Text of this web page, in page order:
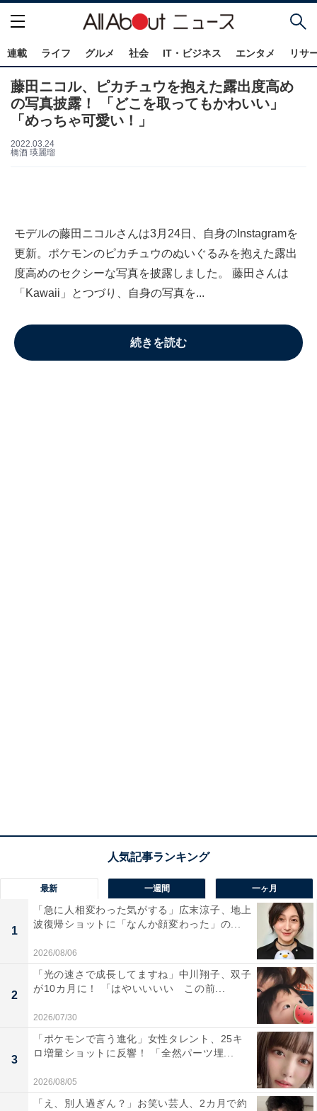
連載 ライフ グルメ 社会 IT・ビジネス エンタメ リサ
藤田ニコル、ピカチュウを抱えた露出度高め
の写真披露！ 「どこを取ってもかわいい」
「めっちゃ可愛い！」
2022.03.24
橋酒 瑛麗瑠
モデルの藤田ニコルさんは3月24日、自身のInstagramを
更新。ポケモンのピカチュウのぬいぐるみを抱えた露出
度高めのセクシーな写真を披露しました。 藤田さんは
「Kawaii」とつづり、自身の写真を...
続きを読む
最新 一週間 一ヶ月
1
「急に人相変わった気がする」広末涼子、地上
波復帰ショットに「なんか顔変わった」の...
2026/08/06
2
「光の速さで成長してますね」中川翔子、双子
が10カ月に！ 「はやいいいい この前...
2026/07/30
3
「ポケモンで言う進化」女性タレント、25キ
ロ増量ショットに反響！ 「全然パーツ埋...
2026/08/05
「え、別人過ぎん？」お笑い芸人、2カ月で約